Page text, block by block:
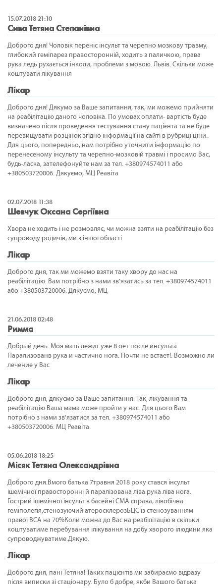
15.07.2018 21:10
Сива Тетяна Степанівна
Доброго дня! Чоловік переніс інсульт та черепно мозкову травму,
глибокий геміпарез правосторонній, ходить з паличкою, права
рука ледь рухається інколи, проблеми з мовою. Львів. Скільки може
коштувати лікування
Лікар
Доброго дня! Дякумо за Ваше запитання, так, ми можемо прийняти
на реабілітацію даного чоловіка. По умовах оплати- вартість буде
визначено після проведення тестування стану пацієнта та не буде
перевищувати розцінок згідно інформації на сайті в рубриці ціни.
Для цього, попередньо, нам потрібно уточнити інформацію по
перенесеному інсульту та черепно-мозковій травмі і просимо Вас,
будь-ласка, зателефонуйте нам за тел. +380974574011 або
+380503720006. Дякуємо, МЦ Реавіта
02.07.2018 11:38
Шевчук Оксана Сергіївна
Хвора не ходить і не розмовляє, чи можна взяти на реабілітацію без
супроводу родичів, ми з іншої області
Лікар
Доброго дня, так ми можемо взяти таку хвору до нас на
реабілітацію. Вам потрібно з нами зв'язатись за тел. +380974574011
або +380503720006. Дякуємо, МЦ
21.06.2018 02:48
Римма
Добрый день. Моя мать лежит уже 8 оет после инсульта.
Парализованв рука и частично нога. Почти не встает!. Возможно ли
лечение у Вас
Лікар
Доброго дня, дякуємо за Ваше запитання. Так, лікування та
реабілітацію Ваша мама може пройти у нас. Для цього Вам
потрібно з нами зв'язатися за тел. +380974574011 або
+380503720006. МЦ Реавіта.
05.06.2018 18:25
Місяк Тетяна Олександрівна
Доброго дня.Вмого батька 7травня 2018 року стався інсульт
ішемічної правосторонні й паралізована ліва рука ліва нога.
Гострий ішемічної інсульт в басейні СМА справа, лівобічна
геміполегія,стенозуючий атеросклерозБЦС із стенозуванням
правої ВСА на 70%Коли можна до Вас на реабілітацію в скільки
коштуватиме перебування ілікування на добу хворого ілюдини яка
супроводжуватиме.Дякую.
Лікар
Доброго дня, пані Тетяна! Таких пацієнтів ми забираємо відразу
після виписки зі стаціонару. Було б добре, якби Вашого батька